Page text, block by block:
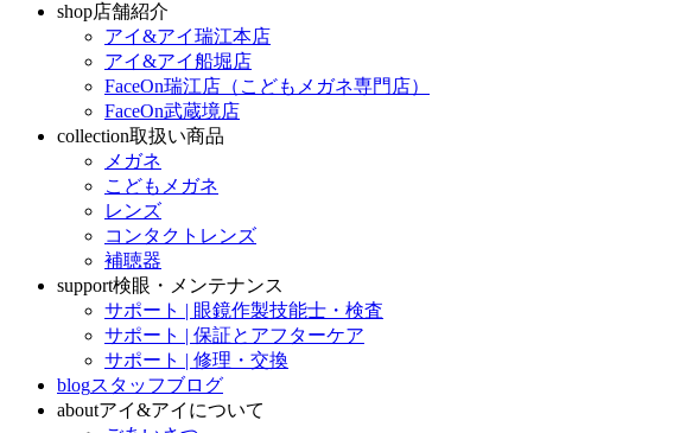
shop店舗紹介
アイ&アイ瑞江本店
アイ&アイ船堀店
FaceOn瑞江店（こどもメガネ専門店）
FaceOn武蔵境店
collection取扱い商品
メガネ
こどもメガネ
レンズ
コンタクトレンズ
補聴器
support検眼・メンテナンス
サポート | 眼鏡作製技能士・検査
サポート | 保証とアフターケア
サポート | 修理・交換
blogスタッフブログ
aboutアイ&アイについて